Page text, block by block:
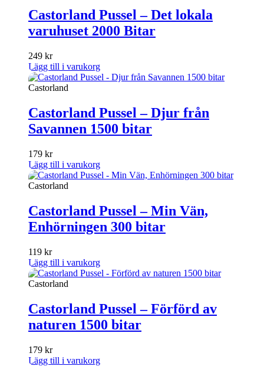
Castorland Pussel – Det lokala
varuhuset 2000 Bitar
249 kr
Lägg till i varukorg
Castorland
Castorland Pussel – Djur från
Savannen 1500 bitar
179 kr
Lägg till i varukorg
Castorland
Castorland Pussel – Min Vän,
Enhörningen 300 bitar
119 kr
Lägg till i varukorg
Castorland
Castorland Pussel – Förförd av
naturen 1500 bitar
179 kr
Lägg till i varukorg